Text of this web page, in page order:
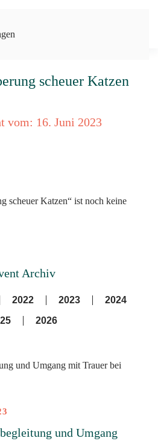
scheuer Katzen
vom: 16. Juni 2023
scheuer Katzen“ ist noch keine
Archiv
2022 2023
2024
2026
und Umgang